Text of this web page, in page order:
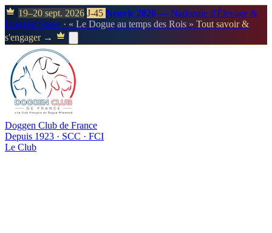
19–20 sept. 2026 J-45 Neuvic 2026 — Nationale d'Élevage &
Doggen Show · « Le Dogue au temps des Rois » Tout savoir &
s'engager →
Doggen Club de France
Depuis 1923 · SCC · FCI
Le Club